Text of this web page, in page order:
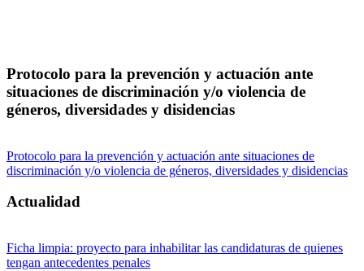
Protocolo para la prevención y actuación ante
situaciones de discriminación y/o violencia de
géneros, diversidades y disidencias
Protocolo para la prevención y actuación ante situaciones de
discriminación y/o violencia de géneros, diversidades y disidencias
Actualidad
Ficha limpia: proyecto para inhabilitar las candidaturas de quienes
tengan antecedentes penales